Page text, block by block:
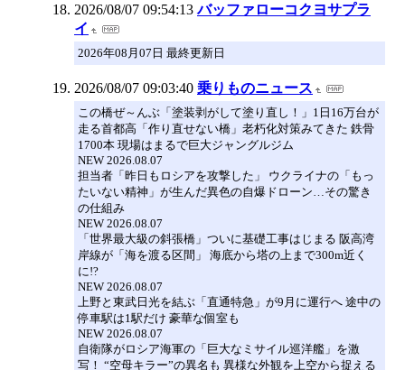
2026/08/07 09:54:13 バッファローコクヨサプラ
イ
2026年08月07日 最終更新日
2026/08/07 09:03:40 乗りものニュース
この橋ぜ～んぶ「塗装剥がして塗り直し！」1日16万台が
走る首都高「作り直せない橋」老朽化対策みてきた 鉄骨
1700本 現場はまるで巨大ジャングルジム
NEW 2026.08.07
担当者「昨日もロシアを攻撃した」 ウクライナの「もっ
たいない精神」が生んだ異色の自爆ドローン…その驚き
の仕組み
NEW 2026.08.07
「世界最大級の斜張橋」ついに基礎工事はじまる 阪高湾
岸線が「海を渡る区間」 海底から塔の上まで300m近く
に!?
NEW 2026.08.07
上野と東武日光を結ぶ「直通特急」が9月に運行へ 途中の
停車駅は1駅だけ 豪華な個室も
NEW 2026.08.07
自衛隊がロシア海軍の「巨大なミサイル巡洋艦」を激
写！ “空母キラー”の異名も 異様な外観を上空から捉える